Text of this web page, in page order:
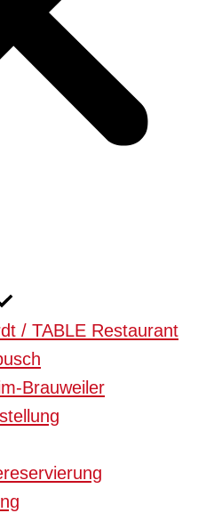
/ TABLE Restaurant
Brauweiler